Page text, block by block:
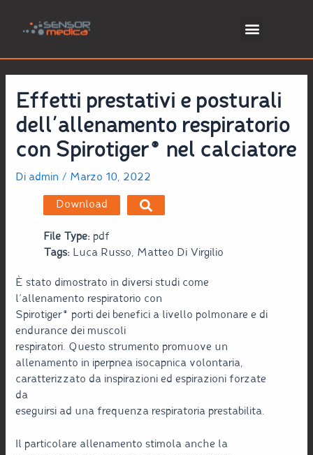
Effetti prestativi e posturali
dell’allenamento respiratorio
con Spirotiger® nel calciatore
Di admin / Marzo 10, 2022
È stato dimostrato in diversi studi come
l’allenamento respiratorio con
Spirotiger® porti dei benefici a livello polmonare e di
endurance dei muscoli
respiratori. Questo strumento promuove un
allenamento in iperpnea isocapnica volontaria,
caratterizzato da inspirazioni ed espirazioni forzate
da
eseguirsi ad una frequenza respiratoria prestabilita.
Il particolare allenamento stimola anche la
Download
File Type: pdf
Tags: Luca Russo, Matteo Di Virgilio